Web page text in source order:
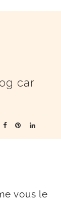
car
vous le